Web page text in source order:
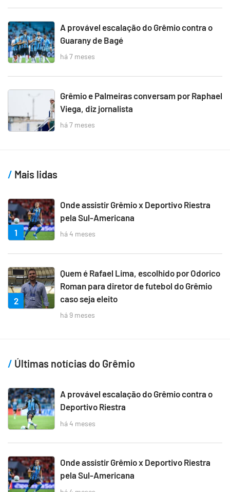
A provável escalação do Grêmio contra o
Guarany de Bagé
há 7 meses
Grêmio e Palmeiras conversam por Raphael
Viega, diz jornalista
há 7 meses
Mais lidas
1
Onde assistir Grêmio x Deportivo Riestra
pela Sul-Americana
há 4 meses
2
Quem é Rafael Lima, escolhido por Odorico
Roman para diretor de futebol do Grêmio
caso seja eleito
há 9 meses
Últimas notícias do Grêmio
A provável escalação do Grêmio contra o
Deportivo Riestra
há 4 meses
Onde assistir Grêmio x Deportivo Riestra
pela Sul-Americana